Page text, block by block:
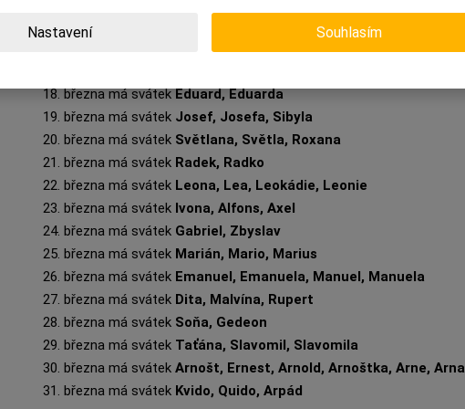
15. března má svátek
Elena, Herbert, Amos
18. března má svátekEduard, Eduarda
19. března má svátek Josef, Josefa, Sibyla
20. března má svátek Světlana, Světla, Roxana
21. března má svátek Radek, Radko
22. března má svátek Leona, Lea, Leokádie, Leonie
23. března má svátek Ivona, Alfons, Axel
24. března má svátek Gabriel, Zbyslav
25. března má svátek Marián, Mario, Marius
26. března má svátek Emanuel, Emanuela, Manuel, Manuela
27. března má svátek Dita, Malvína, Rupert
28. března má svátek Soňa, Gedeon
29. března má svátek Taťána, Slavomil, Slavomila
30. března má svátek Arnošt, Ernest, Arnold, Arnoštka, Arne, Arna
31. března má svátek Kvido, Quido, Arpád
Nastavení Souhlasím